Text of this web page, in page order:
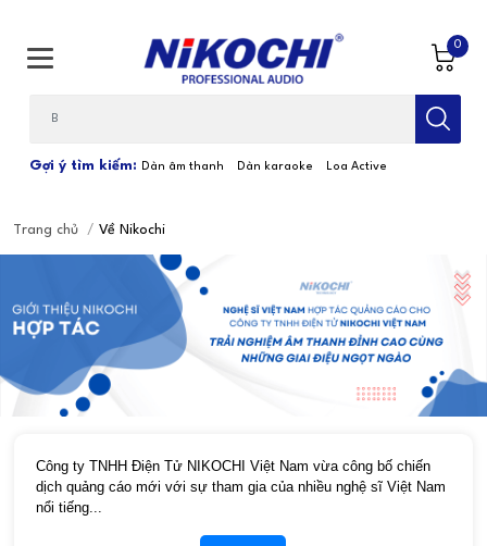
Gợi ý tìm kiếm: Dàn âm thanh Dàn karaoke Loa Active
0
Trang chủ / Về Nikochi
Công ty TNHH Điện Tử NIKOCHI Việt Nam vừa công bố chiến
dịch quảng cáo mới với sự tham gia của nhiều nghệ sĩ Việt Nam
nổi tiếng...